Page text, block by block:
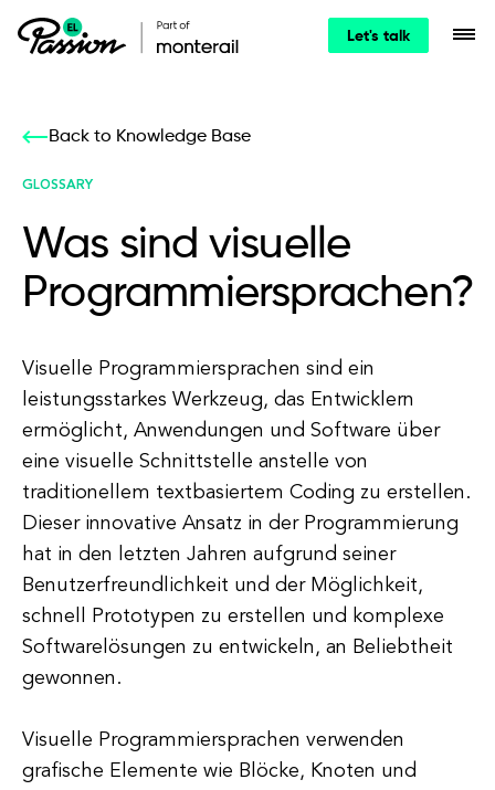
Let's talk
Back to Knowledge Base
GLOSSARY
Was sind visuelle
Programmiersprachen?
Visuelle Programmiersprachen sind ein
leistungsstarkes Werkzeug, das Entwicklern
ermöglicht, Anwendungen und Software über
eine visuelle Schnittstelle anstelle von
traditionellem textbasiertem Coding zu erstellen.
Dieser innovative Ansatz in der Programmierung
hat in den letzten Jahren aufgrund seiner
Benutzerfreundlichkeit und der Möglichkeit,
schnell Prototypen zu erstellen und komplexe
Softwarelösungen zu entwickeln, an Beliebtheit
gewonnen.
Visuelle Programmiersprachen verwenden
grafische Elemente wie Blöcke, Knoten und